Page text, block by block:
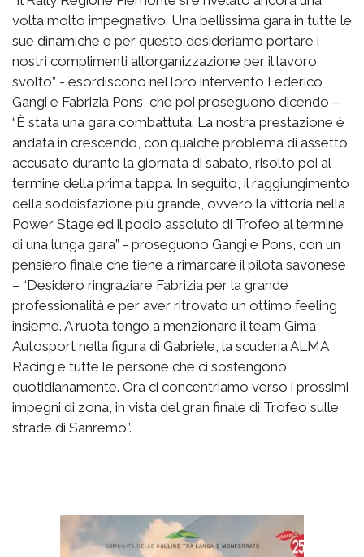
volta molto impegnativo. Una bellissima gara in tutte le
sue dinamiche e per questo desideriamo portare i
nostri complimenti all’organizzazione per il lavoro
svolto” - esordiscono nel loro intervento Federico
Gangi e Fabrizia Pons, che poi proseguono dicendo –
“È stata una gara combattuta. La nostra prestazione è
andata in crescendo, con qualche problema di assetto
accusato durante la giornata di sabato, risolto poi al
termine della prima tappa. In seguito, il raggiungimento
della soddisfazione più grande, ovvero la vittoria nella
Power Stage ed il podio assoluto di Trofeo al termine
di una lunga gara” - proseguono Gangi e Pons, con un
pensiero finale che tiene a rimarcare il pilota savonese
– “Desidero ringraziare Fabrizia per la grande
professionalità e per aver ritrovato un ottimo feeling
insieme. A ruota tengo a menzionare il team Gima
Autosport nella figura di Gabriele, la scuderia ALMA
Racing e tutte le persone che ci sostengono
quotidianamente. Ora ci concentriamo verso i prossimi
impegni di zona, in vista del gran finale di Trofeo sulle
strade di Sanremo”.